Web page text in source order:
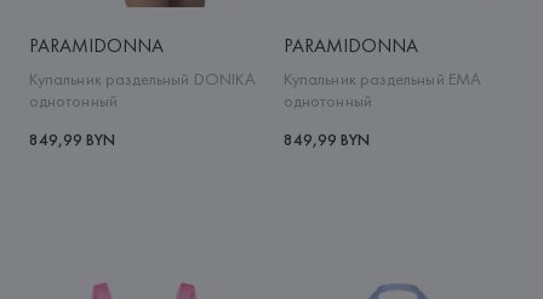
PARAMIDONNA
Купальник раздельный DONIKA
однотонный
849,99 BYN
PARAMIDONNA
Купальник раздельный EMA
однотонный
849,99 BYN